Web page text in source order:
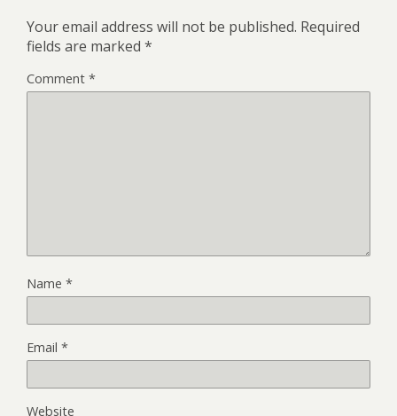
Your email address will not be published. Required
fields are marked *
Comment *
Name *
Email *
Website